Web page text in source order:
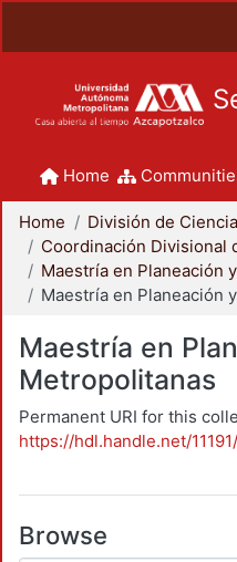
Home
Home
Maestría en
Metropolitanas
Permanent URI for this
https://hdl.handle.net/
Browse